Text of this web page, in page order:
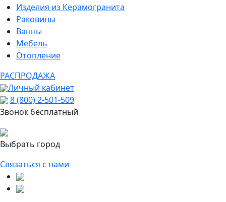
Изделия из Керамогранита
Раковины
Ванны
Мебель
Отопление
РАСПРОДАЖА
Личный кабинет
8 (800) 2-501-509
Звонок бесплатный
Выбрать город
Связаться с нами